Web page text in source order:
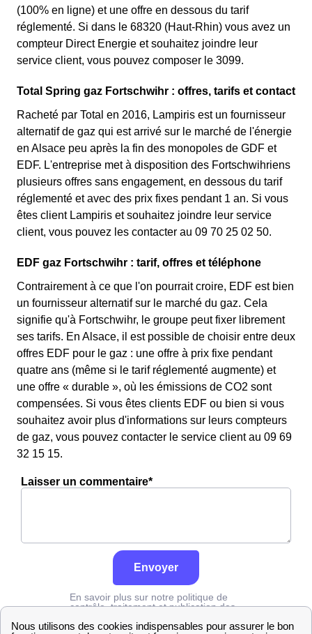
(100% en ligne) et une offre en dessous du tarif
réglementé. Si dans le 68320 (Haut-Rhin) vous avez un
compteur Direct Energie et souhaitez joindre leur
service client, vous pouvez composer le 3099.
Total Spring gaz Fortschwihr : offres, tarifs et contact
Racheté par Total en 2016, Lampiris est un fournisseur
alternatif de gaz qui est arrivé sur le marché de l'énergie
en Alsace peu après la fin des monopoles de GDF et
EDF. L'entreprise met à disposition des Fortschwihriens
plusieurs offres sans engagement, en dessous du tarif
réglementé et avec des prix fixes pendant 1 an. Si vous
êtes client Lampiris et souhaitez joindre leur service
client, vous pouvez les contacter au 09 70 25 02 50.
EDF gaz Fortschwihr : tarif, offres et téléphone
Contrairement à ce que l'on pourrait croire, EDF est bien
un fournisseur alternatif sur le marché du gaz. Cela
signifie qu'à Fortschwihr, le groupe peut fixer librement
ses tarifs. En Alsace, il est possible de choisir entre deux
offres EDF pour le gaz : une offre à prix fixe pendant
quatre ans (même si le tarif réglementé augmente) et
une offre « durable », où les émissions de CO2 sont
compensées. Si vous êtes clients EDF ou bien si vous
souhaitez avoir plus d'informations sur leurs compteurs
de gaz, vous pouvez contacter le service client au 09 69
32 15 15.
Laisser un commentaire*
Envoyer
En savoir plus sur notre politique de
contrôle, traitement et publication des